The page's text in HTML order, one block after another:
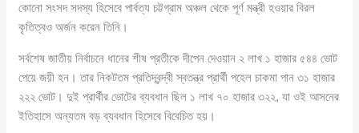
কোনো সংসদ সদস্য হিসেবে পার্বত্য চট্টগ্রাম অঞ্চল থেকে পূর্ণ মন্ত্রী হওয়ার বিরল
কৃতিত্বও অর্জন করেন তিনি।
সর্বশেষ জাতীয় নির্বাচনে ধানের শীষ প্রতীকে দীপেন দেওয়ান ২ লাখ ১ হাজার ৫৪৪ ভোট
পেয়ে জয়ী হন। তার নিকটতম প্রতিদ্বন্দ্বী স্বতন্ত্র প্রার্থী পহেল চাকমা পান ৩১ হাজার
২২২ ভোট। দুই প্রার্থীর ভোটের ব্যবধান ছিল ১ লাখ ৭০ হাজার ৩২২, যা ওই আসনের
ইতিহাসে অন্যতম বড় ব্যবধান হিসেবে বিবেচিত হয়।